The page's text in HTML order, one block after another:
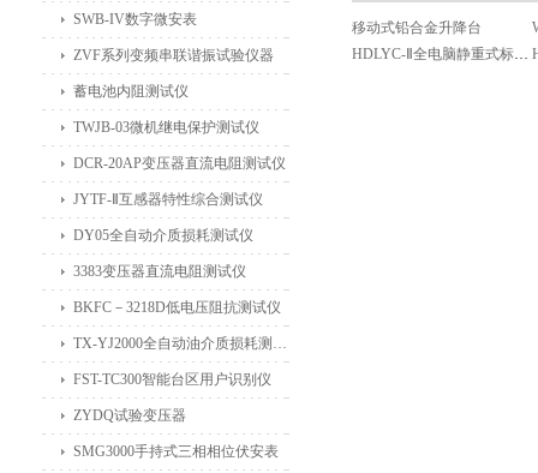
移动式铅合金升降台
HDLYC-Ⅱ全电脑静重式标准测力机（卧式）
SWB-IV数字微安表
ZVF系列变频串联谐振试验仪器
蓄电池内阻测试仪
TWJB-03微机继电保护测试仪
DCR-20AP变压器直流电阻测试仪
JYTF-Ⅱ互感器特性综合测试仪
DY05全自动介质损耗测试仪
3383变压器直流电阻测试仪
BKFC－3218D低电压阻抗测试仪
TX-YJ2000全自动油介质损耗测试仪
FST-TC300智能台区用户识别仪
ZYDQ试验变压器
SMG3000手持式三相相位伏安表